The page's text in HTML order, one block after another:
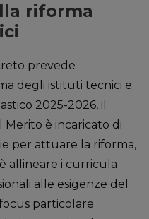
riforma
prevede
degli istituti tecnici e
2025-2026, il
Merito è incaricato di
per attuare la riforma,
allineare i curricula
alle esigenze del
particolare